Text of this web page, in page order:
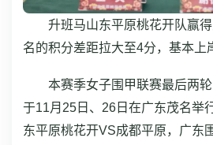
升班马山东平原桃花开队赢
名的积分差距拉大至4分，基本上
本赛季女子围甲联赛最后两
于11月25日、26日在广东茂名举
东平原桃花开VS成都平原，广东